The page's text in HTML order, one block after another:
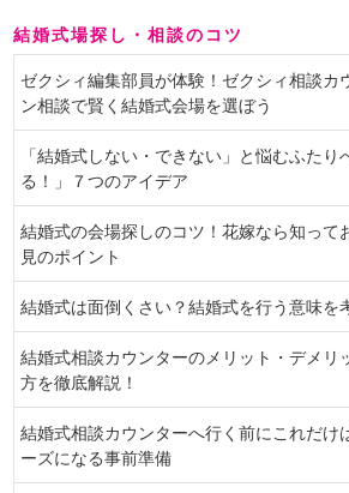
結婚式場探し・相談のコツ
ゼクシィ編集部員が体験！ゼクシィ相談カ
ン相談で賢く結婚式会場を選ぼう
「結婚式しない・できない」と悩むふたり
る！」７つのアイデア
結婚式の会場探しのコツ！花嫁なら知って
見のポイント
結婚式は面倒くさい？結婚式を行う意味を
結婚式相談カウンターのメリット・デメリ
方を徹底解説！
結婚式相談カウンターへ行く前にこれだけ
ーズになる事前準備